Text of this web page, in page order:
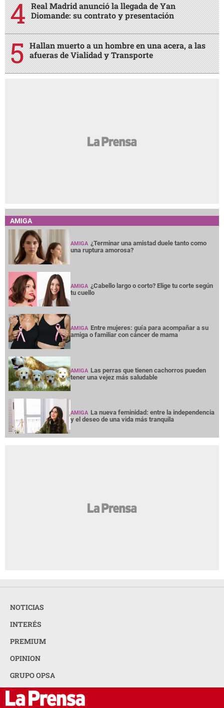
Real Madrid anunció la llegada de Yan
Diomande: su contrato y presentación
Hallan muerto a un hombre en una acera, a las
afueras de Vialidad y Transporte
AMIGA
AMIGA ¿Terminar una amistad duele tanto como
una ruptura amorosa?
AMIGA ¿Cabello largo o corto? Elige tu corte según
tu cuello
AMIGA Entre mujeres: guía para acompañar a su
amiga o familiar con cáncer de mama
AMIGA Las perras que tienen cachorros pueden
tener una vejez más saludable
AMIGA La nueva feminidad: entre la independencia
y el deseo de una vida más tranquila
NOTICIAS
INTERÉS
PREMIUM
OPINION
GRUPO OPSA